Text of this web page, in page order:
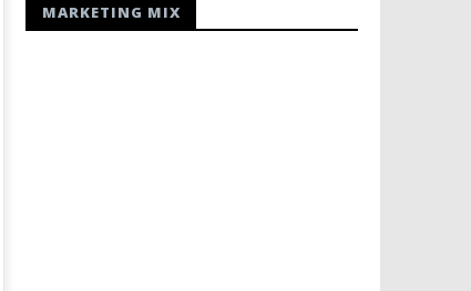
MARKETING MIX